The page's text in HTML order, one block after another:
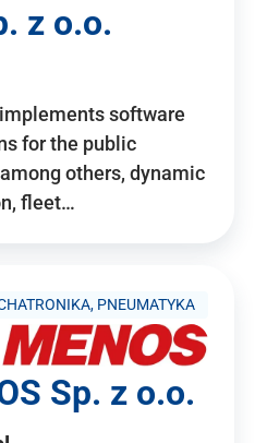
z o.o.
software
for the public
others, dynamic
fleet…
PNEUMATYKA
Sp. z o.o.